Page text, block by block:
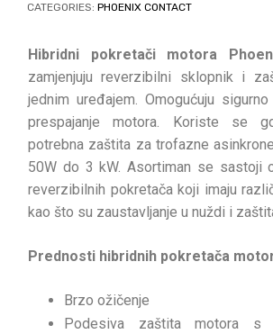
CATEGORIES: PHOENIX CONTACT
Hibridni pokretači motora
zamjenjuju reverzibilni sklopnik i
jednim uređajem. Omogućuju
prespajanje motora. Koriste se
potrebna zaštita za trofazne
50W do 3 kW. Asortiman se sastoji
reverzibilnih pokretača koji imaju
kao što su zaustavljanje u nuždi i
Prednosti hibridnih pokretača
Brzo ožičenje
Podesiva zaštita motora s